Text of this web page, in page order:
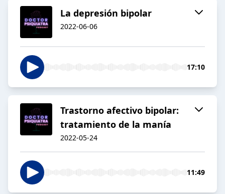
La depresión bipolar
2022-06-06
17:10
Trastorno afectivo bipolar:
tratamiento de la manía
2022-05-24
11:49